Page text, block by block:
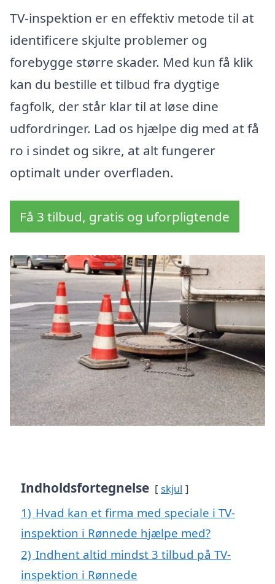
TV-inspektion er en effektiv metode til at
identificere skjulte problemer og
forebygge større skader. Med kun få klik
kan du bestille et tilbud fra dygtige
fagfolk, der står klar til at løse dine
udfordringer. Lad os hjælpe dig med at få
ro i sindet og sikre, at alt fungerer
optimalt under overfladen.
Få 3 tilbud, gratis og uforpligtende
Indholdsfortegnelse skjul
1) Hvad kan et firma med speciale i TV-
inspektion i Rønnede hjælpe med?
2) Indhent altid mindst 3 tilbud på TV-
inspektion i Rønnede